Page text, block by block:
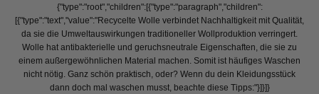
{"type":"root","children":[{"type":"paragraph","children":
[{"type":"text","value":"Recycelte Wolle verbindet Nachhaltigkeit mit Qualität,
da sie die Umweltauswirkungen traditioneller Wollproduktion verringert.
Wolle hat antibakterielle und geruchsneutrale Eigenschaften, die sie zu
einem außergewöhnlichen Material machen. Somit ist häufiges Waschen
nicht nötig. Ganz schön praktisch, oder? Wenn du dein Kleidungsstück
dann doch mal waschen musst, beachte diese Tipps:"}]}]}